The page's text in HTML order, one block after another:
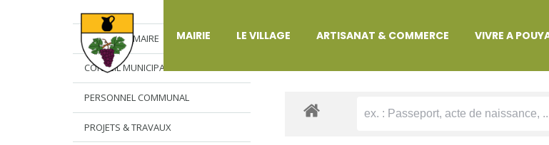
MAIRIE LE VILLAGE ARTISANAT & COMMERCE VIVRE A
L’EDITO DU MAIRE
CONSEIL MUNICIPAL
PERSONNEL COMMUNAL
PROJETS & TRAVAUX
DÉMARCHES